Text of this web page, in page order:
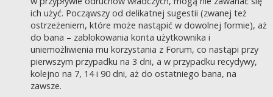
ich użyć. Począwszy od delikatnej sugestii (zwanej też
ostrzeżeniem, które może nastąpić w dowolnej formie), aż
do bana – zablokowania konta użytkownika i
uniemożliwienia mu korzystania z Forum, co nastąpi przy
pierwszym przypadku na 3 dni, a w przypadku recydywy,
kolejno na 7, 14 i 90 dni, aż do ostatniego bana, na
zawsze.